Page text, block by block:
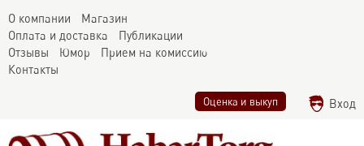
О компании
Магазин
Оплата и доставка
Публикации
Отзывы
Юмор
Прием на комиссию
Контакты
Оценка и выкуп Вход